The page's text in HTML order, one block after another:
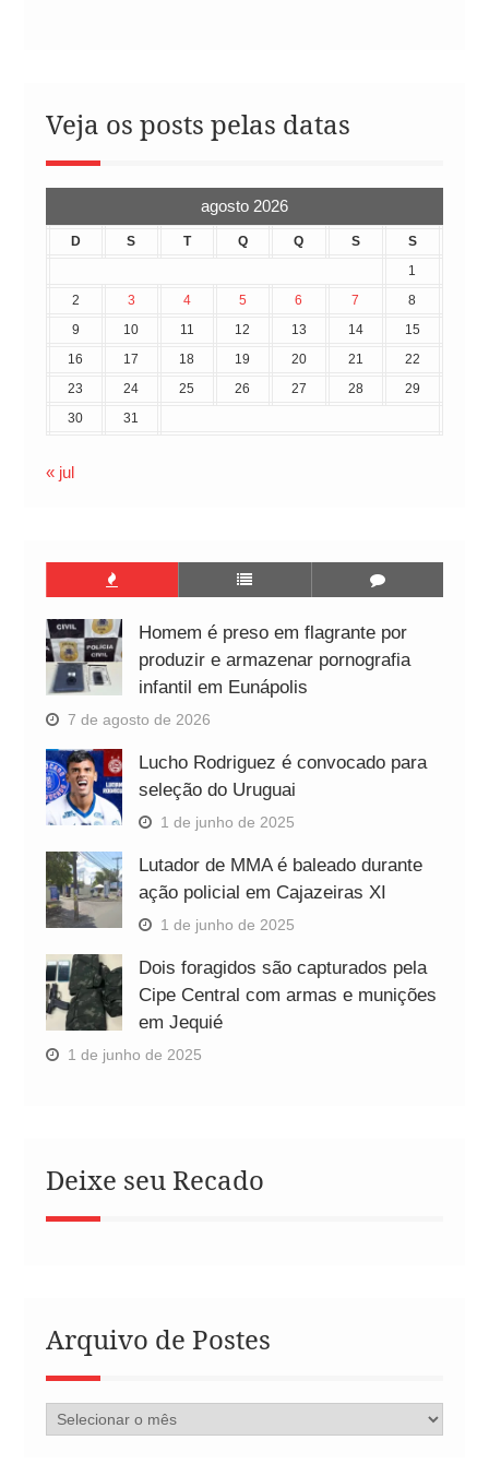
Veja os posts pelas datas
agosto 2026
D S T Q Q S
S
1
2
3 4 5 6 7
8
9
10 11 12 13 14
15
16
17 18 19 20 21
22
23
24 25 26 27 28
29
30
31
« jul
Homem é preso em flagrante por
produzir e armazenar pornografia
infantil em Eunápolis
7 de agosto de 2026
Lucho Rodriguez é convocado para
seleção do Uruguai
1 de junho de 2025
Lutador de MMA é baleado durante
ação policial em Cajazeiras XI
1 de junho de 2025
Dois foragidos são capturados pela
Cipe Central com armas e munições
em Jequié
1 de junho de 2025
Deixe seu Recado
Arquivo de Postes
Arquivo
de